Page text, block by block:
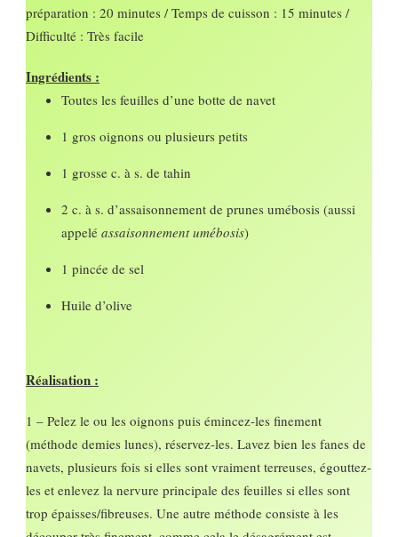
préparation : 20 minutes / Temps de cuisson : 15 minutes /
Difficulté : Très facile
Ingrédients :
Toutes les feuilles d’une botte de navet
1 gros oignons ou plusieurs petits
1 grosse c. à s. de tahin
2 c. à s. d’assaisonnement de prunes umébosis (aussi
appelé assaisonnement umébosis)
1 pincée de sel
Huile d’olive
Réalisation :
1 – Pelez le ou les oignons puis émincez-les finement
(méthode demies lunes), réservez-les. Lavez bien les fanes de
navets, plusieurs fois si elles sont vraiment terreuses, égouttez-
les et enlevez la nervure principale des feuilles si elles sont
trop épaisses/fibreuses. Une autre méthode consiste à les